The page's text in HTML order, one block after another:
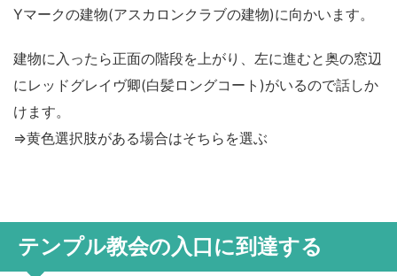
Yマークの建物(アスカロンクラブの建物)に向かいます。
建物に入ったら正面の階段を上がり、左に進むと奥の窓辺
にレッドグレイヴ卿(白髪ロングコート)がいるので話しか
けます。
⇒黄色選択肢がある場合はそちらを選ぶ
テンプル教会の入口に到達する